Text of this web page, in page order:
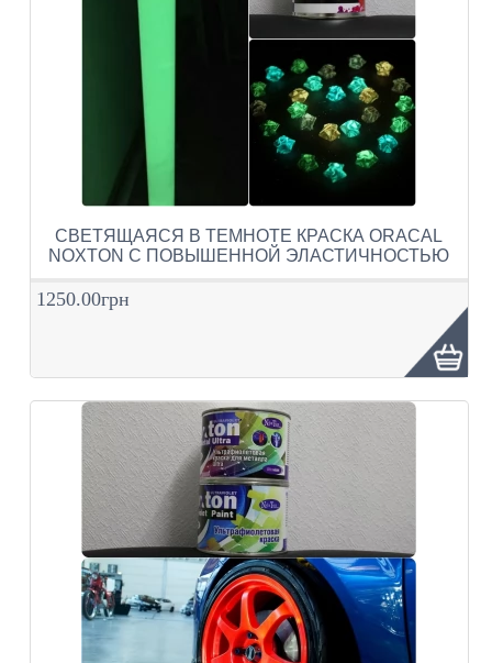
СВЕТЯЩАЯСЯ В ТЕМНОТЕ КРАСКА ORACAL
NOXTON С ПОВЫШЕННОЙ ЭЛАСТИЧНОСТЬЮ
1250.00грн